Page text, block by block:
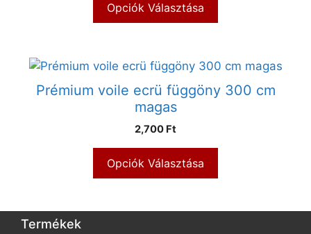
Opciók Választása
Prémium voile ecrü függöny 300 cm
magas
2,700 Ft
Opciók Választása
Termékek